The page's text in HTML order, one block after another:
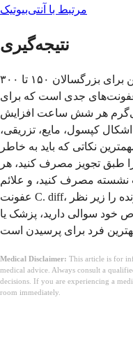
مرتبط با آنتی‌بیوتیک
نتیجه‌گیری
دوز استاندارد خوراکی کلیندامایسین برای بزرگسالان ۱۵۰ تا ۳۰۰
جدی است که برای
شدیدتر به ۳۰۰ تا ۴۵۰ میلی‌گرم هر شش ساعت افزایش
کپسول، مایع، تزریقی،
نکاتی که باید به خاطر
طبق تجویز مصرف کنید، هر
نشسته مصرف کنید، و علائم
عفونت C. diff، به خصوص اسهال مداوم یا تشدید شونده را زیر نظر
خود سوالی دارید، پزشک یا
Medical Disclaimer: This article is for
medical advice. Always consult a
decisions. If you are experiencing a
room immediately.